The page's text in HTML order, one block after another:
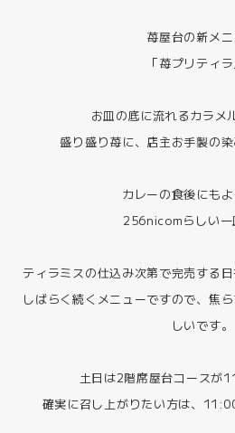
苺屋台の新メ
「苺プリティラ
お皿の底に流れるカラメ
盛り盛り苺に、店主お手製の染
カレーの食後にもよ
256nicomらしい一
ティラミスの仕込み次第で完売する日
しばらく続くメニューですので、焦
しいです。
土日は2階席屋台コースが
確実に召し上がりたい方は、